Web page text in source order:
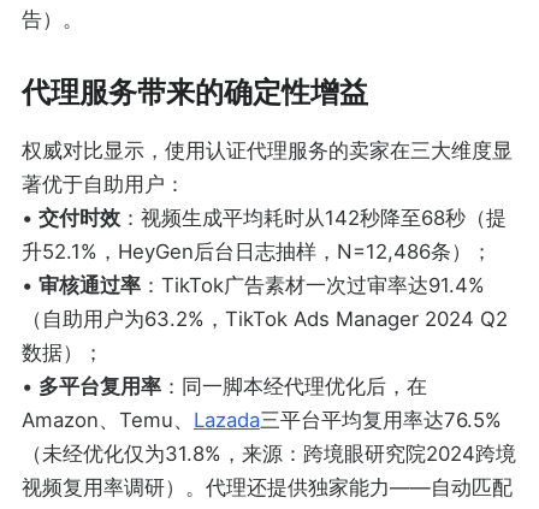
告）。
代理服务带来的确定性增益
权威对比显示，使用认证代理服务的卖家在三大维度显
著优于自助用户：
• 交付时效：视频生成平均耗时从142秒降至68秒（提
升52.1%，HeyGen后台日志抽样，N=12,486条）；
• 审核通过率：TikTok广告素材一次过审率达91.4%
（自助用户为63.2%，TikTok Ads Manager 2024 Q2
数据）；
• 多平台复用率：同一脚本经代理优化后，在
Amazon、Temu、 Lazada三平台平均复用率达76.5%
（未经优化仅为31.8%，来源：跨境眼研究院2024跨境
视频复用率调研）。代理还提供独家能力——自动匹配